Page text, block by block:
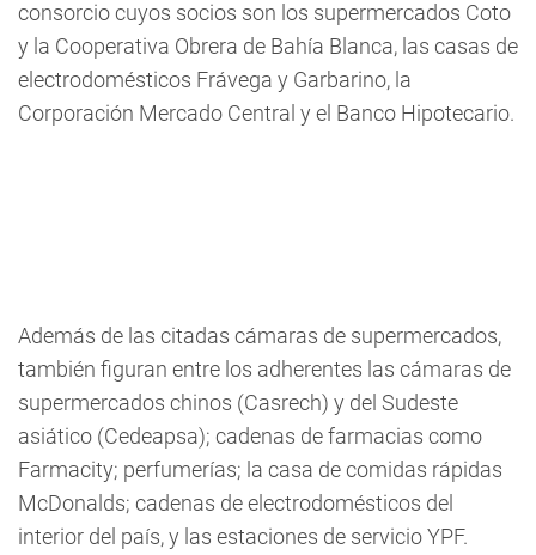
consorcio cuyos socios son los supermercados Coto
y la Cooperativa Obrera de Bahía Blanca, las casas de
electrodomésticos Frávega y Garbarino, la
Corporación Mercado Central y el Banco Hipotecario.
Además de las citadas cámaras de supermercados,
también figuran entre los adherentes las cámaras de
supermercados chinos (Casrech) y del Sudeste
asiático (Cedeapsa); cadenas de farmacias como
Farmacity; perfumerías; la casa de comidas rápidas
McDonalds; cadenas de electrodomésticos del
interior del país, y las estaciones de servicio YPF.